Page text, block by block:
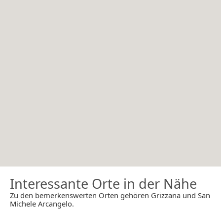
Interessante Orte in der Nähe
Zu den bemerkenswerten Orten gehören Grizzana und San
Michele Arcangelo.